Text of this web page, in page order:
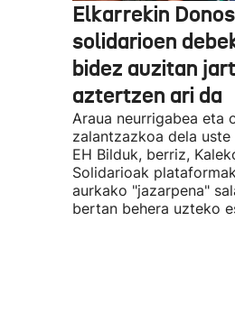
Elkarrekin
solidarioen
bidez auzitan
aztertzen ari da
Araua neurrigabea eta
zalantzazkoa dela
EH Bilduk, berriz,
Solidarioak
aurkako "jazarpena"
bertan behera uzteko